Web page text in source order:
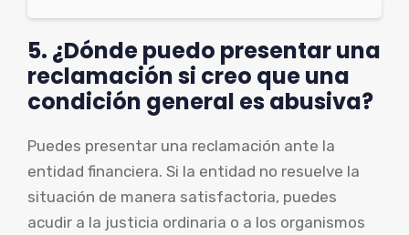
5. ¿Dónde puedo presentar una
reclamación si creo que una
condición general es abusiva?
Puedes presentar una reclamación ante la
entidad financiera. Si la entidad no resuelve la
situación de manera satisfactoria, puedes
acudir a la justicia ordinaria o a los organismos